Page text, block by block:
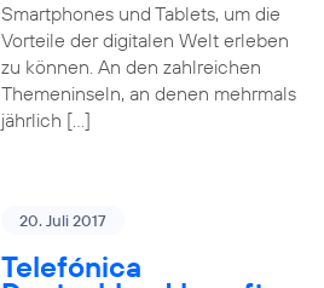
Smartphones und Tablets, um die
Vorteile der digitalen Welt erleben
zu können. An den zahlreichen
Themeninseln, an denen mehrmals
jährlich […]
20. Juli 2017
Telefónica